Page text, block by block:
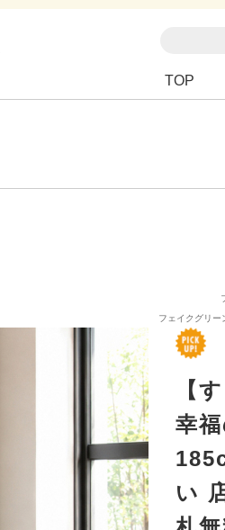
TOP
フェイクグリー
【
幸
い